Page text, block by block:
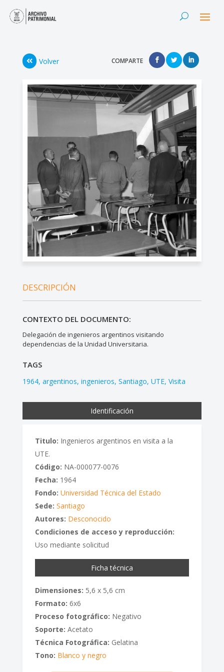
Volver COMPARTE
DESCRIPCIÓN
CONTEXTO DEL DOCUMENTO:
Delegación de ingenieros argentinos visitando
dependencias de la Unidad Universitaria.
TAGS
1964 argentinos ingenieros Santiago UTE Visita
Identificación
Titulo: Ingenieros argentinos en visita a la
UTE.
Código: NA-000077-0076
Fecha: 1964
Fondo: Universidad Técnica del Estado
Sede: Santiago
Autores: Desconocido
Condiciones de acceso y reproducción:
Uso mediante solicitud
Ficha técnica
Dimensiones: 5,6 x 5,6 cm
Formato: 6x6
Proceso fotográfico: Negativo
Soporte: Acetato
Técnica Fotográfica: Gelatina
Tono: Blanco y negro